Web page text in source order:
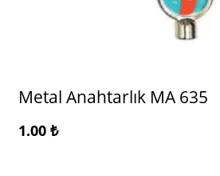
Metal Anahtarlık MA 635
1.00 ₺